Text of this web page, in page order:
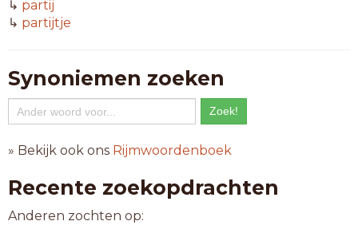
↳ partij
↳ partijtje
Synoniemen zoeken
» Bekijk ook ons Rijmwoordenboek
Recente zoekopdrachten
Anderen zochten op: